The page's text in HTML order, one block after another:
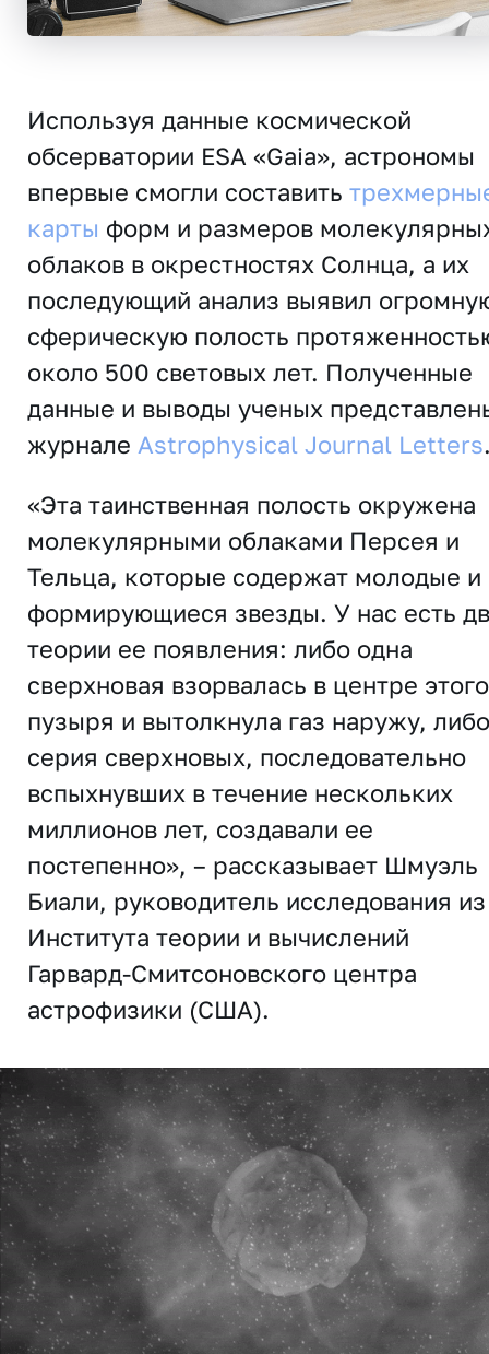
Используя данные космической
обсерватории ESA «Gaia», астрономы
впервые смогли составить
карты форм и размеров
облаков в окрестностях Солнца, а их
последующий анализ выявил
сферическую полость
около 500 световых лет. Полученные
данные и выводы ученых
журнале Astrophysical Journal Letters
«Эта таинственная полость окружена
молекулярными облаками Персея и
Тельца, которые содержат молодые и
формирующиеся звезды. У нас есть
теории ее появления: либо одна
сверхновая взорвалась в центре этого
пузыря и вытолкнула газ наружу, либо
серия сверхновых, последовательно
вспыхнувших в течение нескольких
миллионов лет, создавали ее
постепенно», – рассказывает Шмуэль
Биали, руководитель исследования из
Института теории и вычислений
Гарвард-Смитсоновского центра
астрофизики (США).